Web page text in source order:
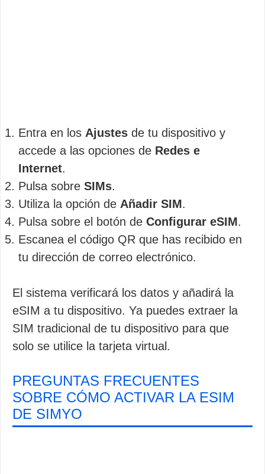
Entra en los Ajustes de tu dispositivo y
accede a las opciones de Redes e
Internet.
Pulsa sobre SIMs.
Utiliza la opción de Añadir SIM.
Pulsa sobre el botón de Configurar eSIM.
Escanea el código QR que has recibido en
tu dirección de correo electrónico.
El sistema verificará los datos y añadirá la
eSIM a tu dispositivo. Ya puedes extraer la
SIM tradicional de tu dispositivo para que
solo se utilice la tarjeta virtual.
PREGUNTAS FRECUENTES
SOBRE CÓMO ACTIVAR LA ESIM
DE SIMYO